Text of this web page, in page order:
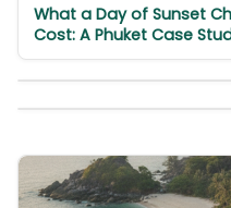
What a Day of Sunset
Cost: A Phuket Case